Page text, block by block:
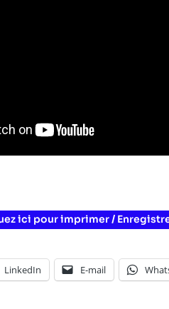
ici pour imprimer /
LinkedIn E-mail